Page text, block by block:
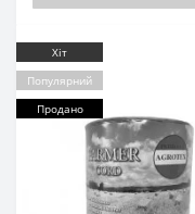
Хіт
Популярний
Продано